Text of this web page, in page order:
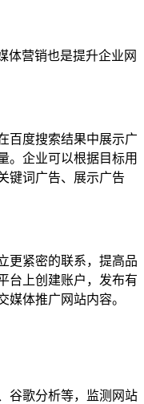
体营销也是提升企业网
百度搜索结果中展示广
。企业可以根据目标用
键词广告、展示广告
更紧密的联系，提高品
台上创建账户，发布有
媒体推广网站内容。
谷歌分析等，监测网站